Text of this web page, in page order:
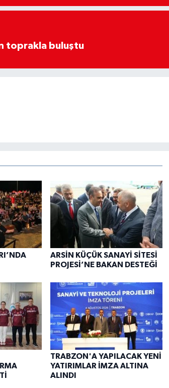
toprakla buluştu
ARSİN KÜÇÜK SANAYİ SİTESİ
PROJESİ’NE BAKAN DESTEĞİ
TRABZON'A YAPILACAK YENİ
YATIRIMLAR İMZA ALTINA
ALINDI